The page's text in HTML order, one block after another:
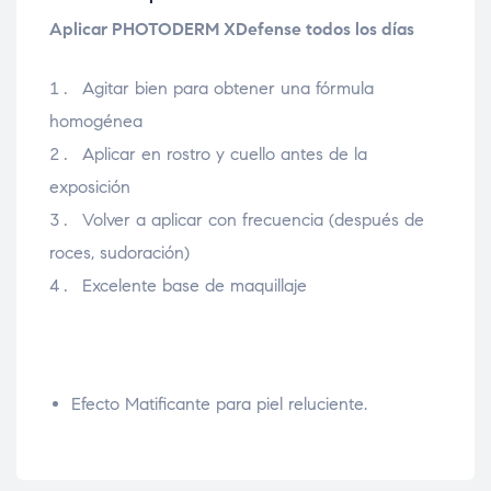
Aplicar PHOTODERM XDefense todos los días
Agitar bien para obtener una fórmula
homogénea
Aplicar en rostro y cuello antes de la
exposición
Volver a aplicar con frecuencia (después de
roces, sudoración)
Excelente base de maquillaje
Efecto Matificante para piel reluciente.